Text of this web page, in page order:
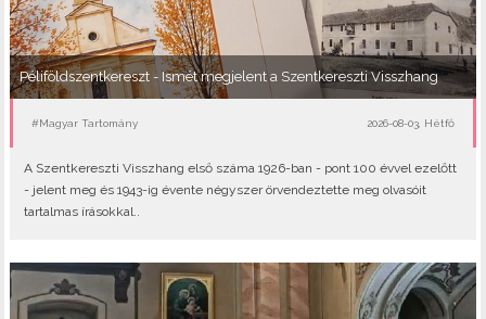
Péliföldszentkereszt - Ismét megjelent a Szentkereszti Visszhang
#Magyar Tartomány 2026-08-03, Hétfő
A Szentkereszti Visszhang első száma 1926-ban - pont 100 évvel ezelőtt
- jelent meg és 1943-ig évente négyszer örvendeztette meg olvasóit
tartalmas írásokkal..